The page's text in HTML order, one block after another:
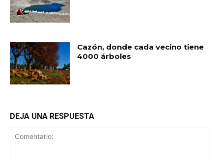
Cazón, donde cada vecino tiene
4000 árboles
DEJA UNA RESPUESTA